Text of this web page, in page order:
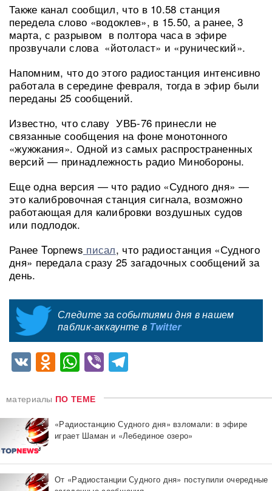
Также канал сообщил, что в 10.58 станция
передела слово «водоклев», в 15.50, а ранее, 3
марта, с разрывом в полтора часа в эфире
прозвучали слова «йотоласт» и «рунический».
Напомним, что до этого радиостанция интенсивно
работала в середине февраля, тогда в эфир были
переданы 25 сообщений.
Известно, что славу УВБ-76 принесли не
связанные сообщения на фоне монотонного
«жужжания». Одной из самых распространенных
версий — принадлежность радио Минобороны.
Еще одна версия — что радио «Судного дня» —
это калибровочная станция сигнала, возможно
работающая для калибровки воздушных судов
или подлодок.
Ранее Tоpnews писал, что радиостанция «Судного
дня» передала сразу 25 загадочных сообщений за
день.
Следите за событиями дня в нашем
паблик-аккаунте в Twitter
VKOdnoklassniki
WhatsApp
Viber
материалы ПО ТЕМЕ
«Радиостанцию Судного дня» взломали: в эфире
играет Шаман и «Лебединое озеро»
От «Радиостанции Судного дня» поступили очередные